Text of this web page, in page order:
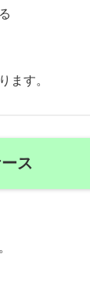
ます。
ス